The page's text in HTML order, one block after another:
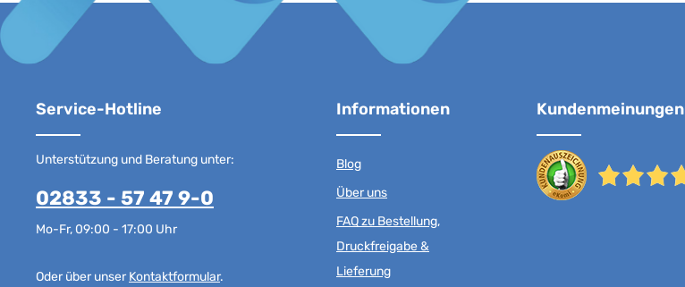
Service-Hotline
Unterstützung und Beratung unter:
02833 - 57 47 9-0
Mo-Fr, 09:00 - 17:00 Uhr
Oder über unserKontaktformular.
Informationen
Blog
Über uns
FAQ zu Bestellung,
Druckfreigabe &
Lieferung
Kundenmeinungen